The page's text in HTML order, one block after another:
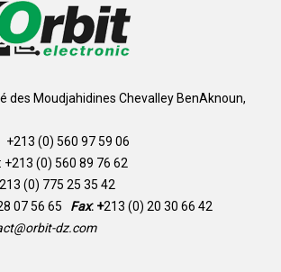
des Moudjahidines Chevalley BenAknoun,
+213 (0) 560 97 59 06
: +213 (0) 560 89 76 62
(0) 775 25 35 42
07 56 65 Fax: +213 (0) 20 30 66 42
dz.com